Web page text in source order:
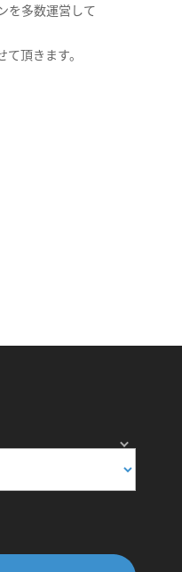
を多数運営して
頂きます。